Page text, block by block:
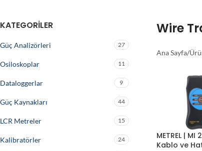
KATEGORILER
Güç Analizörleri 27
Osiloskoplar 11
Dataloggerlar 9
Güç Kaynakları 44
LCR Metreler 15
Kalibratörler 24
Wire
Ana Sayfa/
METREL |
Kablo ve